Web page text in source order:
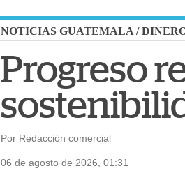
NOTICIAS GUATEMALA /
Progreso
Por Redacción comercial
06 de agosto de 2026, 01:31